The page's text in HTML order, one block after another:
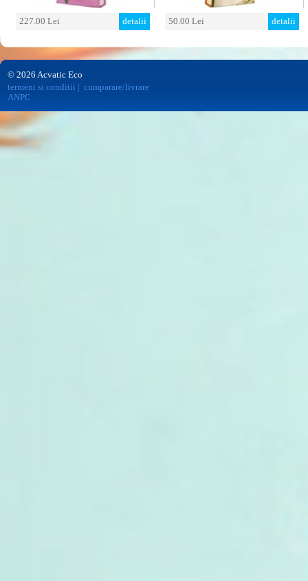
227.00 Lei detalii 50.00 Lei detalii
© 2026 Acvatic Eco
termeni si conditii
cumparare/livrare
ANPC